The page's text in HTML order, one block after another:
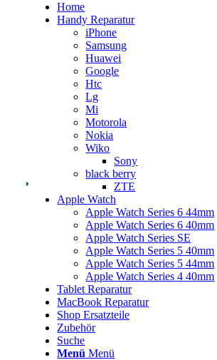
Home
Handy Reparatur
iPhone
Samsung
Huawei
Google
Htc
Lg
Mi
Motorola
Nokia
Wiko
Sony
black berry
ZTE
Apple Watch
Apple Watch Series 6 44mm
Apple Watch Series 6 40mm
Apple Watch Series SE
Apple Watch Series 5 40mm
Apple Watch Series 5 44mm
Apple Watch Series 4 40mm
Tablet Reparatur
MacBook Reparatur
Shop Ersatzteile
Zubehör
Suche
Menü Menü